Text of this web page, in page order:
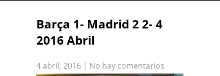
Barça 1- Madrid 2 2- 4
2016 Abril
4 abril, 2016 | No hay comentarios